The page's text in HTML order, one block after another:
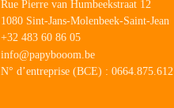
Rue Pierre van Humbeekstraat 12
1080 Sint-Jans-Molenbeek-Saint-Jean
+32 483 60 86 05
info@papybooom.be
N° d’entreprise (BCE) : 0664.875.612